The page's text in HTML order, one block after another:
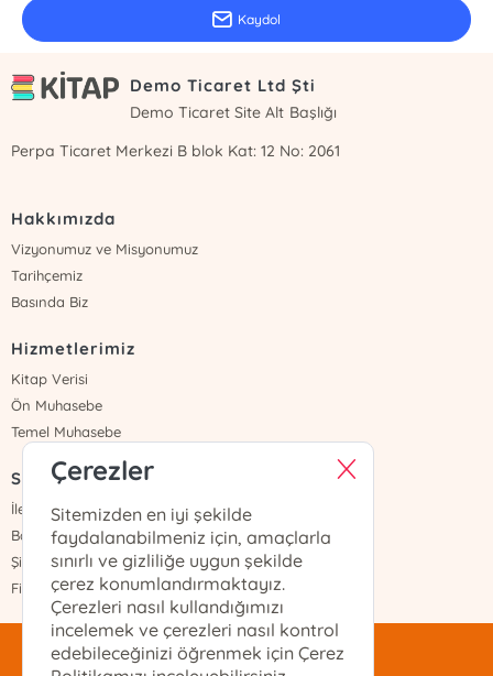
Kaydol
Demo Ticaret Ltd Şti
Demo Ticaret Site Alt Başlığı
Perpa Ticaret Merkezi B blok Kat: 12 No: 2061
Hakkımızda
Vizyonumuz ve Misyonumuz
Tarihçemiz
Basında Biz
Hizmetlerimiz
Kitap Verisi
Ön Muhasebe
Temel Muhasebe
Sayfalar
İletişim
Banka Hesapları
Şifremi Unuttum
Fiyat Listesi
mentis@mentis.com.tr
Çerezler
Sitemizden en iyi şekilde
faydalanabilmeniz için, amaçlarla
sınırlı ve gizliliğe uygun şekilde
çerez konumlandırmaktayız.
Çerezleri nasıl kullandığımızı
incelemek ve çerezleri nasıl kontrol
edebileceğinizi öğrenmek için Çerez